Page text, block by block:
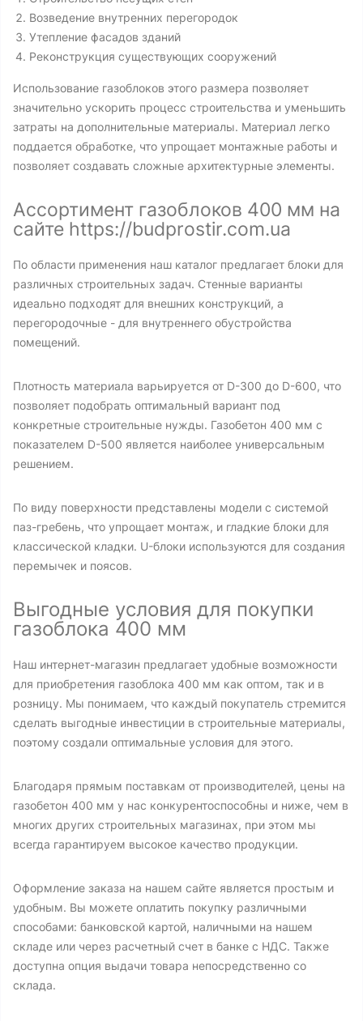
Возведение внутренних перегородок
Утепление фасадов зданий
Реконструкция существующих сооружений
Использование газоблоков этого размера позволяет
значительно ускорить процесс строительства и уменьшить
затраты на дополнительные материалы. Материал легко
поддается обработке, что упрощает монтажные работы и
позволяет создавать сложные архитектурные элементы.
Ассортимент газоблоков 400 мм на
сайте https://budprostir.com.ua
По области применения наш каталог предлагает блоки для
различных строительных задач. Стенные варианты
идеально подходят для внешних конструкций, а
перегородочные - для внутреннего обустройства
помещений.
Плотность материала варьируется от D-300 до D-600, что
позволяет подобрать оптимальный вариант под
конкретные строительные нужды. Газобетон 400 мм с
показателем D-500 является наиболее универсальным
решением.
По виду поверхности представлены модели с системой
паз-гребень, что упрощает монтаж, и гладкие блоки для
классической кладки. U-блоки используются для создания
перемычек и поясов.
Выгодные условия для покупки
газоблока 400 мм
Наш интернет-магазин предлагает удобные возможности
для приобретения газоблока 400 мм как оптом, так и в
розницу. Мы понимаем, что каждый покупатель стремится
сделать выгодные инвестиции в строительные материалы,
поэтому создали оптимальные условия для этого.
Благодаря прямым поставкам от производителей, цены на
газобетон 400 мм у нас конкурентоспособны и ниже, чем в
многих других строительных магазинах, при этом мы
всегда гарантируем высокое качество продукции.
Оформление заказа на нашем сайте является простым и
удобным. Вы можете оплатить покупку различными
способами: банковской картой, наличными на нашем
складе или через расчетный счет в банке с НДС. Также
доступна опция выдачи товара непосредственно со
склада.